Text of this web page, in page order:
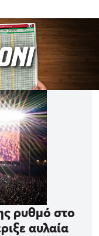
ρυθμό στο
αυλαία